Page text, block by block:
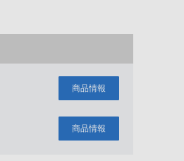
商品情報
商品情報